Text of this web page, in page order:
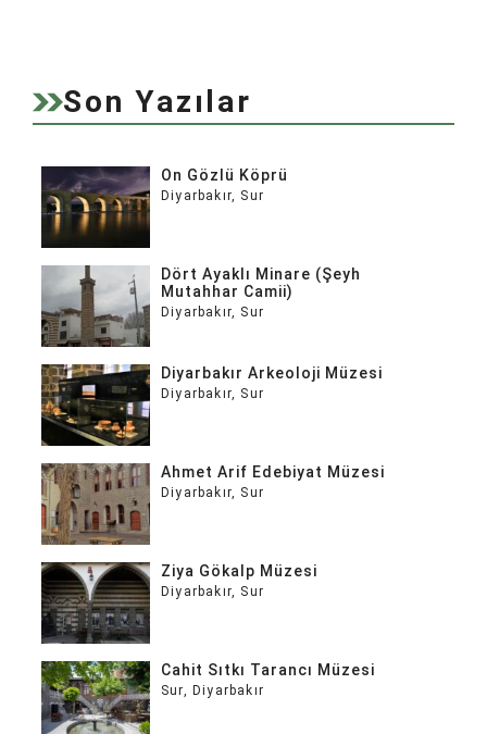
Son Yazılar
On Gözlü Köprü
Diyarbakır Sur
Dört Ayaklı Minare (Şeyh
Mutahhar Camii)
Diyarbakır Sur
Diyarbakır Arkeoloji Müzesi
Diyarbakır Sur
Ahmet Arif Edebiyat Müzesi
Diyarbakır Sur
Ziya Gökalp Müzesi
Diyarbakır Sur
Cahit Sıtkı Tarancı Müzesi
Sur ,Diyarbakır